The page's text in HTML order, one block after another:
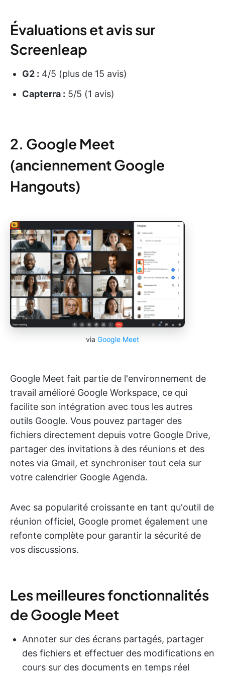
Évaluations et avis sur
Screenleap
G2 : 4/5 (plus de 15 avis)
Capterra : 5/5 (1 avis)
2. Google Meet
(anciennement Google
Hangouts)
via Google Meet
Google Meet fait partie de l'environnement de
travail amélioré Google Workspace, ce qui
facilite son intégration avec tous les autres
outils Google. Vous pouvez partager des
fichiers directement depuis votre Google Drive,
partager des invitations à des réunions et des
notes via Gmail, et synchroniser tout cela sur
votre calendrier Google Agenda.
Avec sa popularité croissante en tant qu'outil de
réunion officiel, Google promet également une
refonte complète pour garantir la sécurité de
vos discussions.
Les meilleures fonctionnalités
de Google Meet
Annoter sur des écrans partagés, partager
des fichiers et effectuer des modifications en
cours sur des documents en temps réel